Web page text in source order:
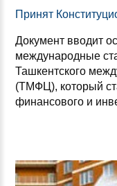
При­нят
Документ вводит
международные
Ташкентского
(ТМФЦ), который
финансового и